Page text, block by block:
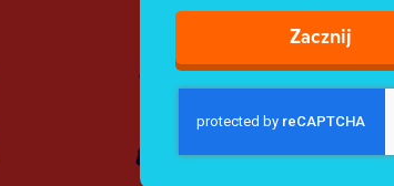
Zacznij